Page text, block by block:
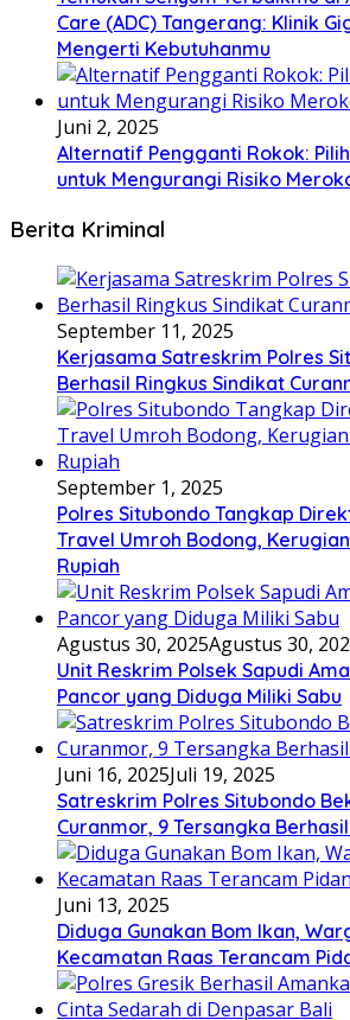
Care (ADC) Tangerang: Klinik
Mengerti Kebutuhanmu
Juni 2, 2025
Alternatif Pengganti Rokok:
untuk Mengurangi Risiko
Berita Kriminal
September 11, 2025
Kerjasama Satreskrim Polres
Berhasil Ringkus Sindikat
September 1, 2025
Polres Situbondo Tangkap
Travel Umroh Bodong,
Rupiah
Agustus 30, 2025Agustus 30,
Unit Reskrim Polsek Sapudi
Pancor yang Diduga Miliki Sabu
Juni 16, 2025Juli 19, 2025
Satreskrim Polres Situbondo
Curanmor, 9 Tersangka
Juni 13, 2025
Diduga Gunakan Bom Ikan,
Kecamatan Raas Terancam